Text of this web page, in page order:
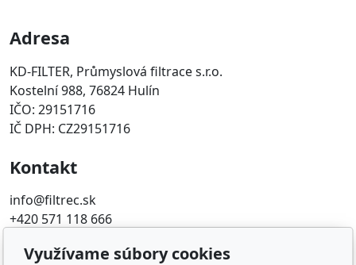
Adresa
KD-FILTER, Průmyslová filtrace s.r.o.
Kostelní 988, 76824 Hulín
IČO: 29151716
IČ DPH: CZ29151716
Kontakt
info@filtrec.sk
+420 571 118 666
Obľúbené odkazy
Využívame súbory cookies